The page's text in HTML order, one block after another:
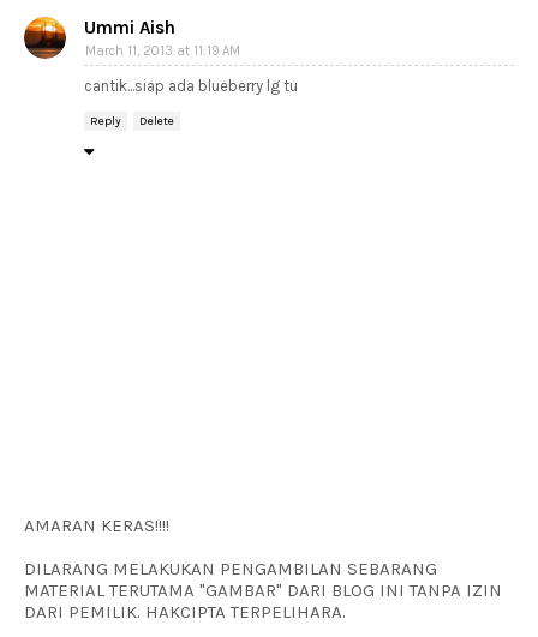
Ummi Aish
March 11, 2013 at 11:19 AM
cantik...siap ada blueberry lg tu
Reply Delete
AMARAN KERAS!!!!
DILARANG MELAKUKAN PENGAMBILAN SEBARANG
MATERIAL TERUTAMA "GAMBAR" DARI BLOG INI TANPA IZIN
DARI PEMILIK. HAKCIPTA TERPELIHARA.